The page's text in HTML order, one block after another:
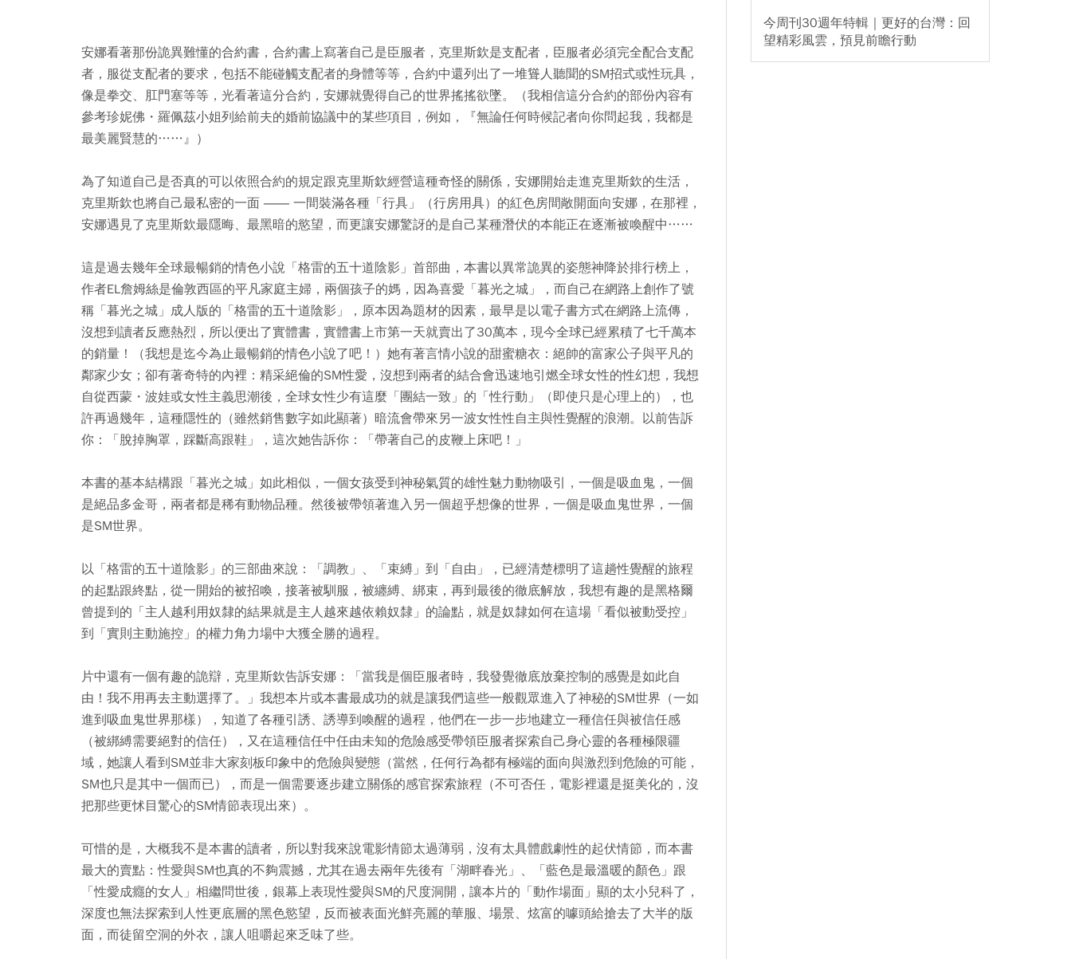
安娜看著那份詭異難懂的合約書，合約書上寫著自己是臣服者，克里斯欽是支配者，臣服者必須完全配合支配
者，服從支配者的要求，包括不能碰觸支配者的身體等等，合約中還列出了一堆聳人聽聞的SM招式或性玩具，
像是拳交、肛門塞等等，光看著這分合約，安娜就覺得自己的世界搖搖欲墜。（我相信這分合約的部份內容有
參考珍妮佛・羅佩茲小姐列給前夫的婚前協議中的某些項目，例如，『無論任何時候記者向你問起我，我都是
最美麗賢慧的……』）
為了知道自己是否真的可以依照合約的規定跟克里斯欽經營這種奇怪的關係，安娜開始走進克里斯欽的生活，
克里斯欽也將自己最私密的一面 ―― 一間裝滿各種「行具」（行房用具）的紅色房間敞開面向安娜，在那裡，
安娜遇見了克里斯欽最隱晦、最黑暗的慾望，而更讓安娜驚訝的是自己某種潛伏的本能正在逐漸被喚醒中……
這是過去幾年全球最暢銷的情色小說「格雷的五十道陰影」首部曲，本書以異常詭異的姿態神降於排行榜上，
作者EL詹姆絲是倫敦西區的平凡家庭主婦，兩個孩子的媽，因為喜愛「暮光之城」，而自己在網路上創作了號
稱「暮光之城」成人版的「格雷的五十道陰影」，原本因為題材的因素，最早是以電子書方式在網路上流傳，
沒想到讀者反應熱烈，所以便出了實體書，實體書上市第一天就賣出了30萬本，現今全球已經累積了七千萬本
的銷量！（我想是迄今為止最暢銷的情色小說了吧！）她有著言情小說的甜蜜糖衣：絕帥的富家公子與平凡的
鄰家少女；卻有著奇特的內裡：精采絕倫的SM性愛，沒想到兩者的結合會迅速地引燃全球女性的性幻想，我想
自從西蒙・波娃或女性主義思潮後，全球女性少有這麼「團結一致」的「性行動」（即使只是心理上的），也
許再過幾年，這種隱性的（雖然銷售數字如此顯著）暗流會帶來另一波女性性自主與性覺醒的浪潮。以前告訴
你：「脫掉胸罩，踩斷高跟鞋」，這次她告訴你：「帶著自己的皮鞭上床吧！」
本書的基本結構跟「暮光之城」如此相似，一個女孩受到神秘氣質的雄性魅力動物吸引，一個是吸血鬼，一個
是絕品多金哥，兩者都是稀有動物品種。然後被帶領著進入另一個超乎想像的世界，一個是吸血鬼世界，一個
是SM世界。
以「格雷的五十道陰影」的三部曲來說：「調教」、「束縛」到「自由」，已經清楚標明了這趟性覺醒的旅程
的起點跟終點，從一開始的被招喚，接著被馴服，被纏縛、綁束，再到最後的徹底解放，我想有趣的是黑格爾
曾提到的「主人越利用奴隸的結果就是主人越來越依賴奴隸」的論點，就是奴隸如何在這場「看似被動受控」
到「實則主動施控」的權力角力場中大獲全勝的過程。
片中還有一個有趣的詭辯，克里斯欽告訴安娜：「當我是個臣服者時，我發覺徹底放棄控制的感覺是如此自
由！我不用再去主動選擇了。」我想本片或本書最成功的就是讓我們這些一般觀眾進入了神秘的SM世界（一如
進到吸血鬼世界那樣），知道了各種引誘、誘導到喚醒的過程，他們在一步一步地建立一種信任與被信任感
（被綁縛需要絕對的信任），又在這種信任中任由未知的危險感受帶領臣服者探索自己身心靈的各種極限疆
域，她讓人看到SM並非大家刻板印象中的危險與變態（當然，任何行為都有極端的面向與激烈到危險的可能，
SM也只是其中一個而已），而是一個需要逐步建立關係的感官探索旅程（不可否任，電影裡還是挺美化的，沒
把那些更怵目驚心的SM情節表現出來）。
可惜的是，大概我不是本書的讀者，所以對我來說電影情節太過薄弱，沒有太具體戲劇性的起伏情節，而本書
最大的賣點：性愛與SM也真的不夠震撼，尤其在過去兩年先後有「湖畔春光」、「藍色是最溫暖的顏色」跟
「性愛成癮的女人」相繼問世後，銀幕上表現性愛與SM的尺度洞開，讓本片的「動作場面」顯的太小兒科了，
深度也無法探索到人性更底層的黑色慾望，反而被表面光鮮亮麗的華服、場景、炫富的噱頭給搶去了大半的版
面，而徒留空洞的外衣，讓人咀嚼起來乏味了些。
今周刊30週年特輯｜更好的台灣：回
望精彩風雲，預見前瞻行動